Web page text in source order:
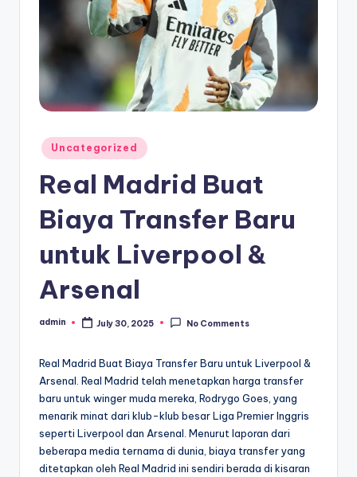
Posted
in
Uncategorized
Real Madrid Buat
Biaya Transfer Baru
untuk Liverpool &
Arsenal
Posted
admin July 30, 2025 No Comments
Real Madrid Buat Biaya Transfer Baru untuk Liverpool &
Arsenal. Real Madrid telah menetapkan harga transfer
baru untuk winger muda mereka, Rodrygo Goes, yang
menarik minat dari klub-klub besar Liga Premier Inggris
seperti Liverpool dan Arsenal. Menurut laporan dari
beberapa media ternama di dunia, biaya transfer yang
ditetapkan oleh Real Madrid ini sendiri berada di kisaran